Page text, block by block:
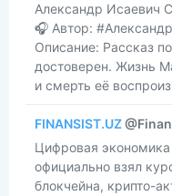
​​Александр Исаевич
🎧 Автор:
Описание: Рассказ
достоверен. Жизнь
и смерть её
FINANSIST.UZ
Цифровая экономика
официально взял
блокчейна, крипто-